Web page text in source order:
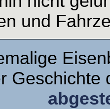
und
Geschichte